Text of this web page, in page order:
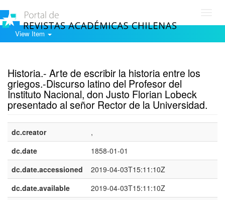
View Item
Historia.- Arte de escribir la historia entre los
griegos.-Discurso latino del Profesor del
Instituto Nacional, don Justo Florian Lobeck
presentado al señor Rector de la Universidad.
dc.creator
,
dc.date
1858-01-01
dc.date.accessioned
2019-04-03T15:11:10Z
dc.date.available
2019-04-03T15:11:10Z